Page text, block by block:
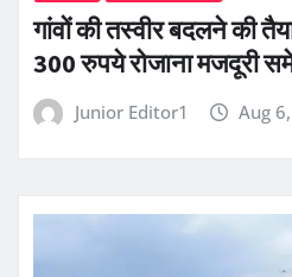
गांवों की तस्वीर बदलने की
300 रुपये रोजाना मजदूरी
Junior Editor1 Aug